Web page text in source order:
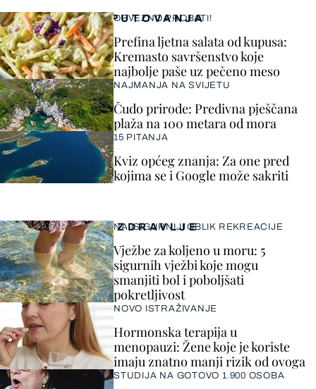
ZDRAVLJE
NAJSIGURNIJI OBLIK REKREACIJE
Vježbe za koljeno u moru: 5
sigurnih vježbi koje mogu
smanjiti bol i poboljšati
pokretljivost
NOVO ISTRAŽIVANJE
Hormonska terapija u
menopauzi: Žene koje je koriste
imaju znatno manji rizik od ovoga
STUDIJA NA GOTOVO 1.900 OSOBA
PUTOVANJA
OBVEZNO PROBATI!
Prefina ljetna salata od kupusa:
Kremasto savršenstvo koje
najbolje paše uz pečeno meso
NAJMANJA NA SVIJETU
Čudo prirode: Predivna pješčana
plaža na 100 metara od mora
15 PITANJA
Kviz općeg znanja: Za one pred
kojima se i Google može sakriti